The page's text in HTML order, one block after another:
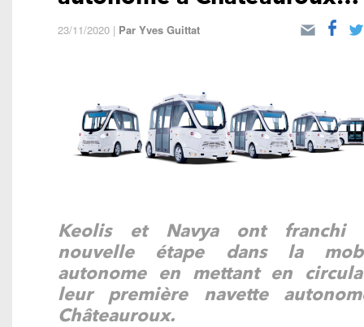
23/11/2020 | Par Yves Guittat
Keolis et Navya ont franchi
nouvelle étape dans la
autonome en mettant en
leur première navette
Châteauroux.